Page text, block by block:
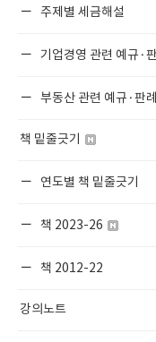
주제별 세금해설
기업경영 관련 예규·
부동산 관련 예규·판례
책 밑줄긋기
연도별 책 밑줄긋기
책 2023-26
책 2012-22
강의노트